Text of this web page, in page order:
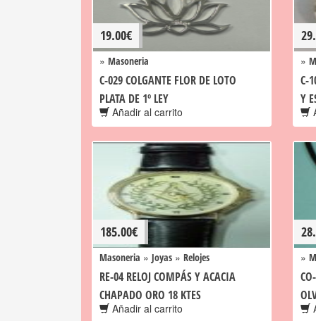
19.00€
» Masoneria
C-029 COLGANTE FLOR DE LOTO
PLATA DE 1º LEY
Añadir al carrito
»
C-
Y
185.00€
Masoneria » Joyas » Relojes
RE-04 RELOJ COMPÁS Y ACACIA
CHAPADO ORO 18 KTES
Añadir al carrito
»